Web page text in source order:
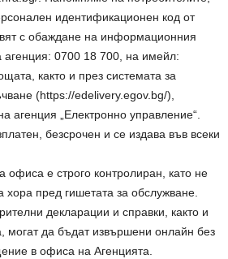
идентификационен код от
с обаждане на информационния
0700 18 700, на имейл:
както и през системата за
(https://edelivery.egov.bg/),
агенция „Електронно управление“.
безсрочен и се издава във всеки
офиса е строго контролиран, като не
хора пред гишетата за обслужване.
декларации и справки, както и
да бъдат извършени онлайн без
в офиса на Агенцията.